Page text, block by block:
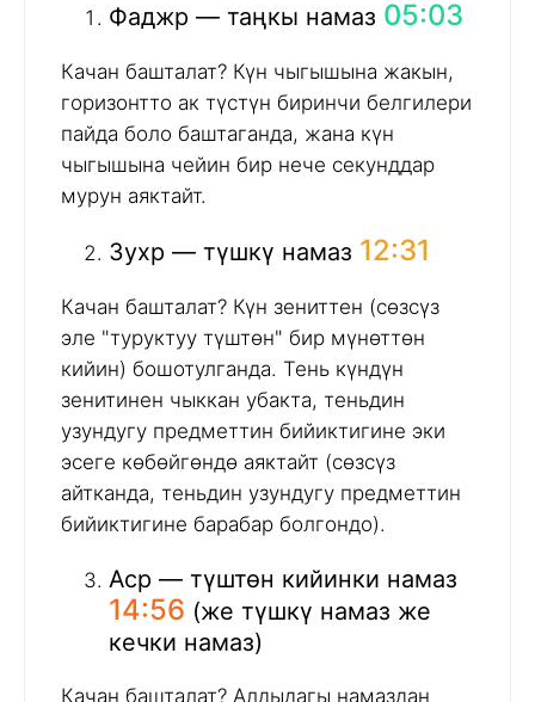
Фаджр — таңкы намаз 05:03
Качан башталат? Күн чыгышына жакын,
горизонтто ак түстүн биринчи белгилери
пайда боло баштаганда, жана күн
чыгышына чейин бир нече секунддар
мурун аяктайт.
Зухр — түшкү намаз 12:31
Качан башталат? Күн зениттен (сөзсүз
эле "туруктуу түштөн" бир мүнөттөн
кийин) бошотулганда. Тень күндүн
зенитинен чыккан убакта, теньдин
узундугу предметтин бийиктигине эки
эсеге көбөйгөндө аяктайт (сөзсүз
айтканда, теньдин узундугу предметтин
бийиктигине барабар болгондо).
Аср — түштөн кийинки намаз
14:56 (же түшкү намаз же
кечки намаз)
Качан башталат? Алдыдагы намаздан